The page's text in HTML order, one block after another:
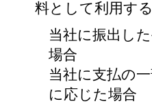
料として利用す
当社に振出し
場合
当社に支払の
に応じた場合